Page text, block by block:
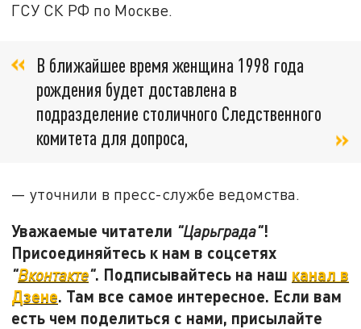
ГСУ СК РФ по Москве.
В ближайшее время женщина 1998 года
рождения будет доставлена в
подразделение столичного Следственного
комитета для допроса,
— уточнили в пресс-службе ведомства.
Уважаемые читатели "Царьграда"!
Присоединяйтесь к нам в соцсетях
"Вконтакте". Подписывайтесь на наш канал в
Дзене. Там все самое интересное. Если вам
есть чем поделиться с нами, присылайте